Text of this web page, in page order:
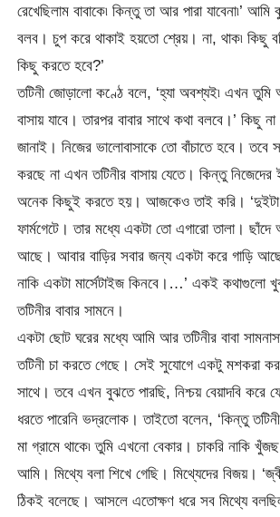
রেখেছিলাম বাবাকে৷ কিন্তু তা আর পারা যাবেনা৷’
বলব। চুপ করে থাকাই হয়তো শ্রেয়। না, থাক৷ কিছু
কিছু করতে হবে?’
তটিনী জোড়ালো কণ্ঠে বলে, ‘হ্যা অবশ্যই৷ এখন তুমি
বাসায় যাবে। তারপর বাবার সাথে কথা বলবে।’ কিছু
জানাই। নিজের ভালোবাসাকে তো বাঁচাতে হবে। তবে
করছে না এখন তটিনীর বাসায় যেতে। কিন্তু নিজেদের
অনেক কিছুই করতে হয়। আজকেও তাই করি।
ফার্মগেটে। তার মধ্যে একটা তো এগারো তালা।
আছে। আবার বাড়ির সবার জন্য একটা করে গাড়ি
নাকি একটা মার্সেটাইজ কিনবে।…’ একই কথাগুলো
তটিনীর বাবার সামনে।
একটা ছোট ঘরের মধ্যে আমি আর তটিনীর বাবা
তটিনী চা করতে গেছে। সেই সুযোগে একটু মশকরা
সাথে। তবে এখন বুঝতে পারছি, নিশ্চয় বেয়াদবি করে
ধরতে পারেনি ভদ্রলোক। তাইতো বলেন, ‘কিন্তু
মা গ্রামে থাকে৷ তুমি এখনো বেকার। চাকরি নাকি খুঁজছ
আমি। মিথ্যে বলা শিখে গেছি। মিথ্যেদের বিজয়।
ঠিকই বলেছে। আসলে এতোক্ষণ ধরে সব মিথ্যে